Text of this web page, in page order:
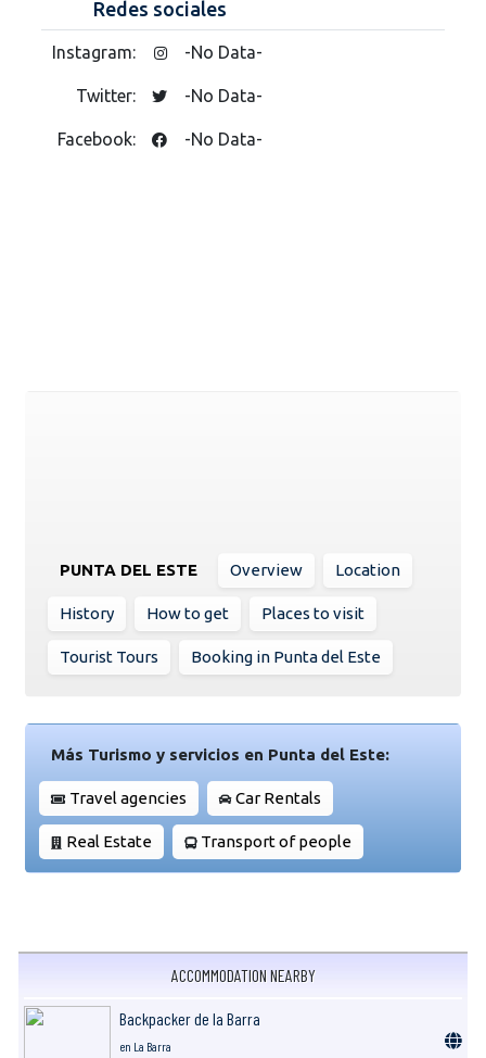
Redes sociales
Instagram: -No Data-
Twitter: -No Data-
Facebook: -No Data-
PUNTA DEL ESTE Overview Location
History How to get Places to visit
Tourist Tours Booking in Punta del Este
Más Turismo y servicios en Punta del Este:
Travel agencies Car Rentals
Real Estate Transport of people
ACCOMMODATION NEARBY
Backpacker de la Barra
en La Barra